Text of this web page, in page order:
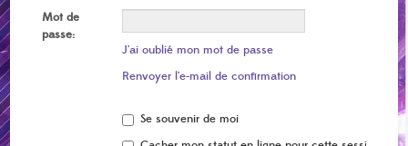
Mot de
passe:
J’ai oublié mon mot de passe
Renvoyer l’e-mail de confirmation
Se souvenir de moi